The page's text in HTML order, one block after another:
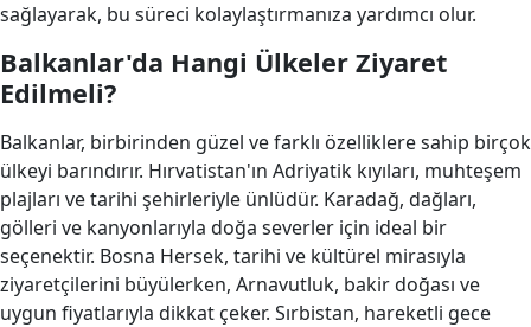
sağlayarak, bu süreci kolaylaştırmanıza yardımcı olur.
Balkanlar'da Hangi Ülkeler Ziyaret
Edilmeli?
Balkanlar, birbirinden güzel ve farklı özelliklere sahip birçok
ülkeyi barındırır. Hırvatistan'ın Adriyatik kıyıları, muhteşem
plajları ve tarihi şehirleriyle ünlüdür. Karadağ, dağları,
gölleri ve kanyonlarıyla doğa severler için ideal bir
seçenektir. Bosna Hersek, tarihi ve kültürel mirasıyla
ziyaretçilerini büyülerken, Arnavutluk, bakir doğası ve
uygun fiyatlarıyla dikkat çeker. Sırbistan, hareketli gece